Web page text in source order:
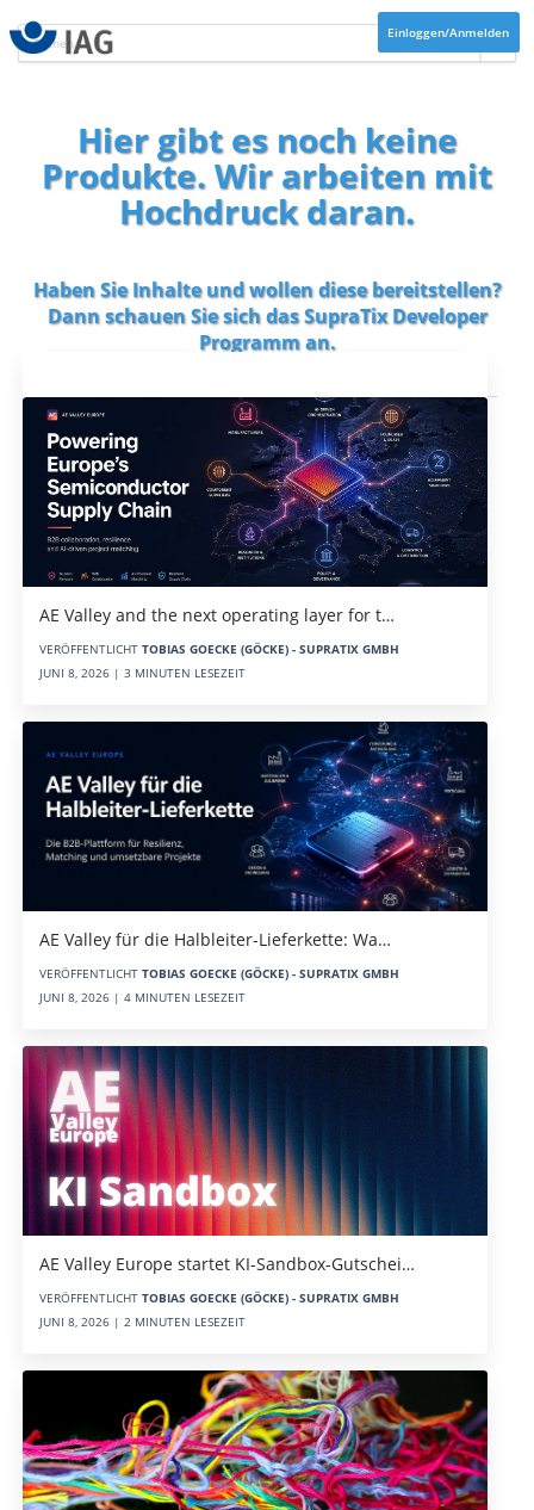
Einloggen/Anmelden
Hier gibt es noch keine
Produkte. Wir arbeiten mit
Hochdruck daran.
Haben Sie Inhalte und wollen diese bereitstellen?
Dann schauen Sie sich dasSupraTix Developer
Programman.
AE Valley and the next operating layer for t…
VERÖFFENTLICHT TOBIAS GOECKE (GÖCKE) - SUPRATIX GMBH
JUNI 8, 2026 | 3 MINUTEN LESEZEIT
AE Valley für die Halbleiter-Lieferkette: Wa…
VERÖFFENTLICHT TOBIAS GOECKE (GÖCKE) - SUPRATIX GMBH
JUNI 8, 2026 | 4 MINUTEN LESEZEIT
AE Valley Europe startet KI-Sandbox-Gutschei…
VERÖFFENTLICHT TOBIAS GOECKE (GÖCKE) - SUPRATIX GMBH
JUNI 8, 2026 | 2 MINUTEN LESEZEIT